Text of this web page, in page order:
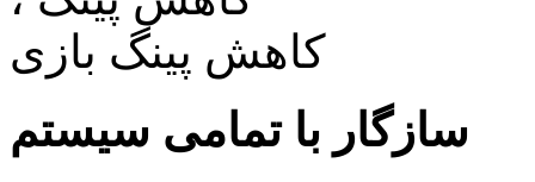
سازگار با تمامی سیستم